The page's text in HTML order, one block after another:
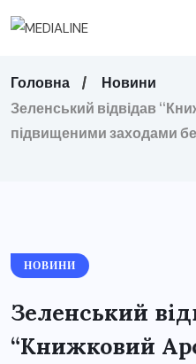
Головна
Новини
Зеленський відвідав
підвищеними заходами
НОВИНИ
Зеленський
“Книжковий